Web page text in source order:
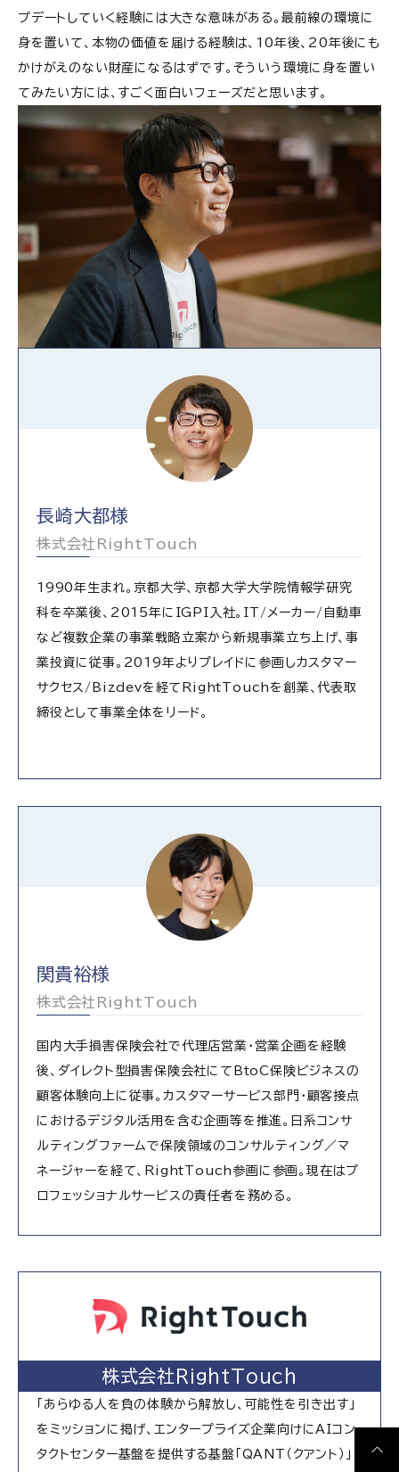
プデートしていく経験には大きな意味がある。最前線の環境に
身を置いて、本物の価値を届ける経験は、10年後、20年後にも
かけがえのない財産になるはずです。そういう環境に身を置い
てみたい方には、すごく面白いフェーズだと思います。
長崎大都様
株式会社RightTouch
1990年生まれ。京都大学、京都大学大学院情報学研究
科を卒業後、2015年にIGPI入社。IT/メーカー/自動車
など複数企業の事業戦略立案から新規事業立ち上げ、事
業投資に従事。2019年よりプレイドに参画しカスタマー
サクセス/Bizdevを経てRightTouchを創業、代表取
締役として事業全体をリード。
関貴裕様
株式会社RightTouch
国内大手損害保険会社で代理店営業・営業企画を経験
後、ダイレクト型損害保険会社にてBtoC保険ビジネスの
顧客体験向上に従事。カスタマーサービス部門・顧客接点
におけるデジタル活用を含む企画等を推進。日系コンサ
ルティングファームで保険領域のコンサルティング／マ
ネージャーを経て、RightTouch参画に参画。現在はプ
ロフェッショナルサービスの責任者を務める。
株式会社RightTouch
「あらゆる人を負の体験から解放し、可能性を引き出す」
をミッションに掲げ、エンタープライズ企業向けにAIコン
タクトセンター基盤を提供する基盤「QANT（クアント）」